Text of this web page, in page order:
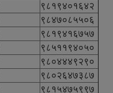
९८१९४०१६४२
९८४७०८५५०६
९८१९४१६७५७
९८५११९४०५०
९८०४४४९२९०
९८०२६४७३८७
९८१५४७५९९७